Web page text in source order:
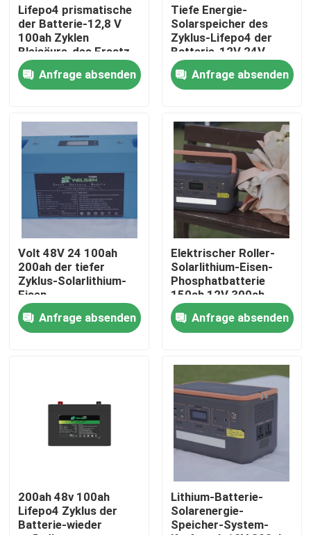
Produkte
Über uns
Fabrik-Ausflug
Qualitätskontrolle
Zelle der Batterie lifepo4
12V lifepo4 Batterie
Lifepo4 prismatische
der Batterie-12,8 V
100ah Zyklen
Bleisäure-des Ersatz-
3000
Anfrage absenden
Tiefe Energie-
Solarspeicher des
Zyklus-Lifepo4 der
Batterie-12V 24V
100ah 200ah 300ah
Anfrage absenden
Volt 48V 24 100ah
200ah der tiefer
Zyklus-Solarlithium-
Eisen-
Phosphatbatterie-
18650Anfrage absenden
Elektrischer Roller-
Solarlithium-Eisen-
Phosphatbatterie
150ah 12V 300ah
20000mah
Anfrage absenden
200ah 48v 100ah
Lifepo4 Zyklus der
Batterie-wieder
Lithium-Batterie-
Solarenergie-
Speicher-System-